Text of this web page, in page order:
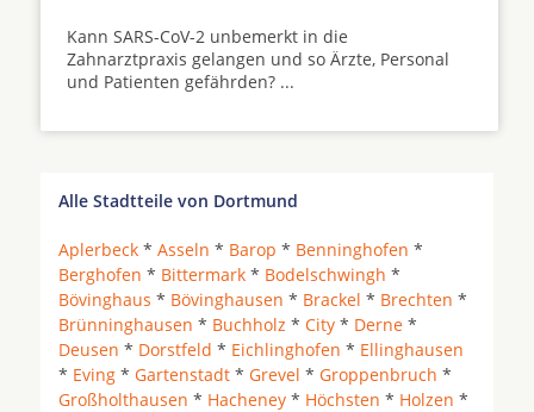
Kann SARS-CoV-2 unbemerkt in die
Zahnarztpraxis gelangen und so Ärzte, Personal
und Patienten gefährden? ...
Alle Stadtteile von Dortmund
Aplerbeck * Asseln * Barop * Benninghofen *
Berghofen * Bittermark * Bodelschwingh *
Bövinghaus * Bövinghausen * Brackel * Brechten *
Brünninghausen * Buchholz * City * Derne *
Deusen * Dorstfeld * Eichlinghofen * Ellinghausen
* Eving * Gartenstadt * Grevel * Groppenbruch *
Großholthausen * Hacheney * Höchsten * Holzen *